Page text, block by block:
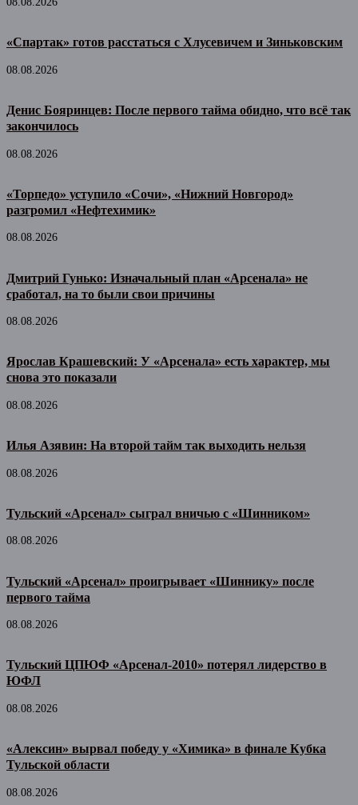
«Спартак» готов расстаться с Хлусевичем и Зиньковским
08.08.2026
Денис Бояринцев: После первого тайма обидно, что всё так
закончилось
08.08.2026
«Торпедо» уступило «Сочи», «Нижний Новгород»
разгромил «Нефтехимик»
08.08.2026
Дмитрий Гунько: Изначальный план «Арсенала» не
сработал, на то были свои причины
08.08.2026
Ярослав Крашевский: У «Арсенала» есть характер, мы
снова это показали
08.08.2026
Илья Азявин: На второй тайм так выходить нельзя
08.08.2026
Тульский «Арсенал» сыграл вничью с «Шинником»
08.08.2026
Тульский «Арсенал» проигрывает «Шиннику» после
первого тайма
08.08.2026
Тульский ЦПЮФ «Арсенал-2010» потерял лидерство в
ЮФЛ
08.08.2026
«Алексин» вырвал победу у «Химика» в финале Кубка
Тульской области
08.08.2026